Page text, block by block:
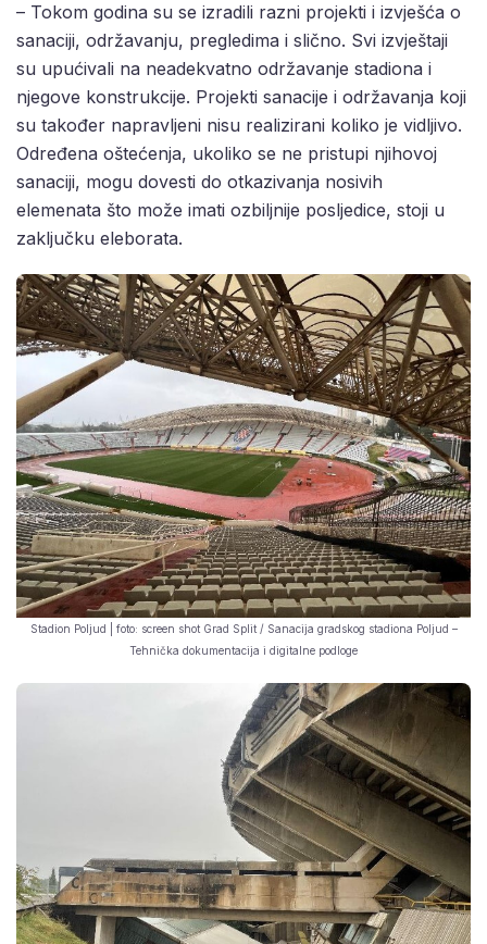
– Tokom godina su se izradili razni projekti i izvješća o
sanaciji, održavanju, pregledima i slično. Svi izvještaji
su upućivali na neadekvatno održavanje stadiona i
njegove konstrukcije. Projekti sanacije i održavanja koji
su također napravljeni nisu realizirani koliko je vidljivo.
Određena oštećenja, ukoliko se ne pristupi njihovoj
sanaciji, mogu dovesti do otkazivanja nosivih
elemenata što može imati ozbiljnije posljedice, stoji u
zaključku eleborata.
Stadion Poljud | foto: screen shot Grad Split / Sanacija gradskog stadiona Poljud –
Tehnička dokumentacija i digitalne podloge